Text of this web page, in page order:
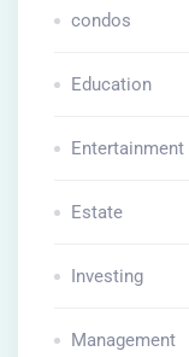
condos
Education
Entertainment
Estate
Investing
Management